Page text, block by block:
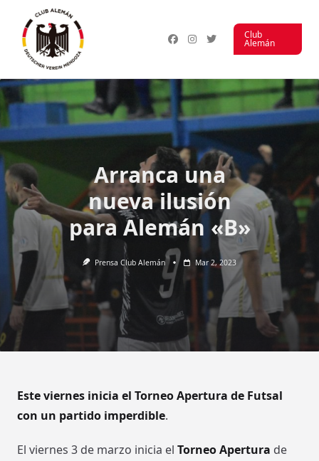
contenido
Club
Alemán
Arranca una
nueva ilusión
para Alemán «B»
Prensa Club Alemán Mar 2, 2023
Este viernes inicia el Torneo Apertura de Futsal
con un partido imperdible.
El viernes 3 de marzo inicia el Torneo Apertura de